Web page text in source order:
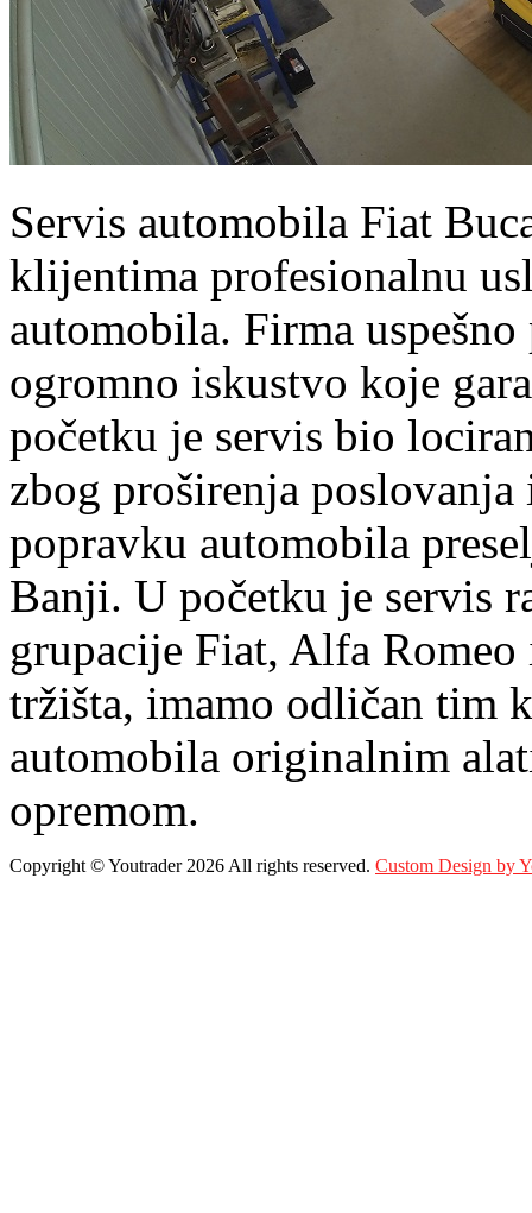
Servis automobila Fiat
klijentima profesionalnu
automobila. Firma
ogromno iskustvo koje
početku je servis bio
zbog proširenja poslovanja
popravku automobila
Banji. U početku je servis
grupacije Fiat, Alfa
tržišta, imamo odličan tim
automobila originalnim
opremom.
Copyright ©Youtrader2026 All rights reserved. Custom Design by